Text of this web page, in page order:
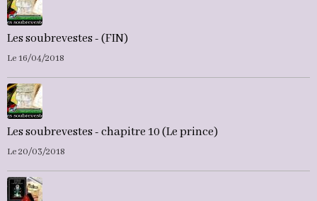
Les soubrevestes - (FIN)
Le 16/04/2018
Les soubrevestes - chapitre 10 (Le prince)
Le 20/03/2018